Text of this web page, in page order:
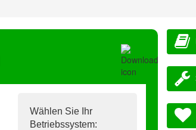
Wählen Sie Ihr
Betriebssystem: